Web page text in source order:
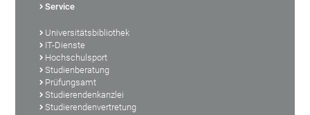
Service
Universitätsbibliothek
IT-Dienste
Hochschulsport
Studienberatung
Prüfungsamt
Studierendenkanzlei
Studierendenvertretung